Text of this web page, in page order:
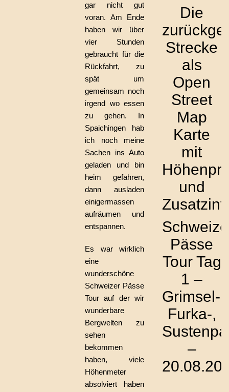
gar nicht gut
voran. Am Ende
haben wir über
vier Stunden
gebraucht für die
Rückfahrt, zu
spät um
gemeinsam noch
irgend wo essen
zu gehen. In
Spaichingen hab
ich noch meine
Sachen ins Auto
geladen und bin
heim gefahren,
dann ausladen
einigermassen
aufräumen und
entspannen.
Es war wirklich
eine
wunderschöne
Schweizer Pässe
Tour auf der wir
wunderbare
Bergwelten zu
sehen
bekommen
haben, viele
Höhenmeter
absolviert haben
Die
Strecke
als
Open
Street
Map
Karte
mit
und
Pässe
Tour Tag
1 –
Grimsel-,
Furka-,
–